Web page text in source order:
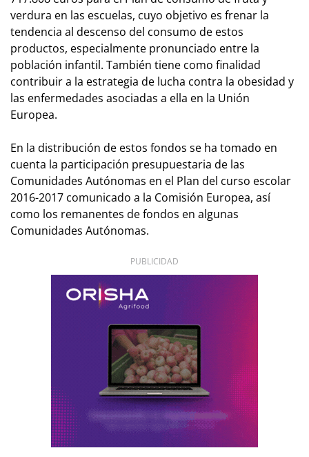
verdura en las escuelas, cuyo objetivo es frenar la
tendencia al descenso del consumo de estos
productos, especialmente pronunciado entre la
población infantil. También tiene como finalidad
contribuir a la estrategia de lucha contra la obesidad y
las enfermedades asociadas a ella en la Unión
Europea.
En la distribución de estos fondos se ha tomado en
cuenta la participación presupuestaria de las
Comunidades Autónomas en el Plan del curso escolar
2016-2017 comunicado a la Comisión Europea, así
como los remanentes de fondos en algunas
Comunidades Autónomas.
PUBLICIDAD